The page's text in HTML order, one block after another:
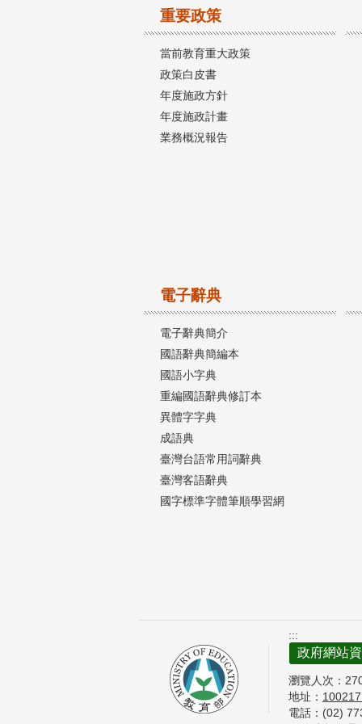
重要政策
當前教育重大政策
政策白皮書
年度施政方針
年度施政計畫
業務概況報告
電子辭典
電子辭典簡介
國語辭典簡編本
國語小字典
重編國語辭典修訂本
異體字字典
成語典
臺灣台語常用詞辭典
臺灣客語辭典
國字標準字體筆順學習網
:::
政府網站
瀏覽人次：
地址：
電話：(02)